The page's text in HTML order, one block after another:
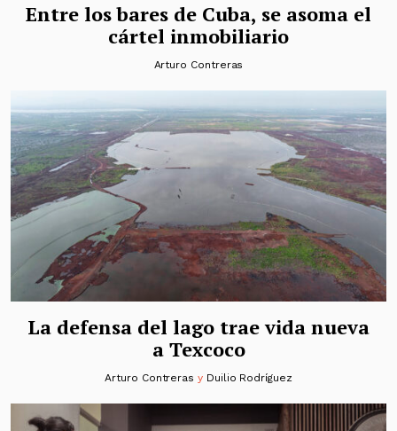
Entre los bares de Cuba, se asoma el
cártel inmobiliario
Arturo Contreras
La defensa del lago trae vida nueva
a Texcoco
Arturo Contreras y Duilio Rodríguez